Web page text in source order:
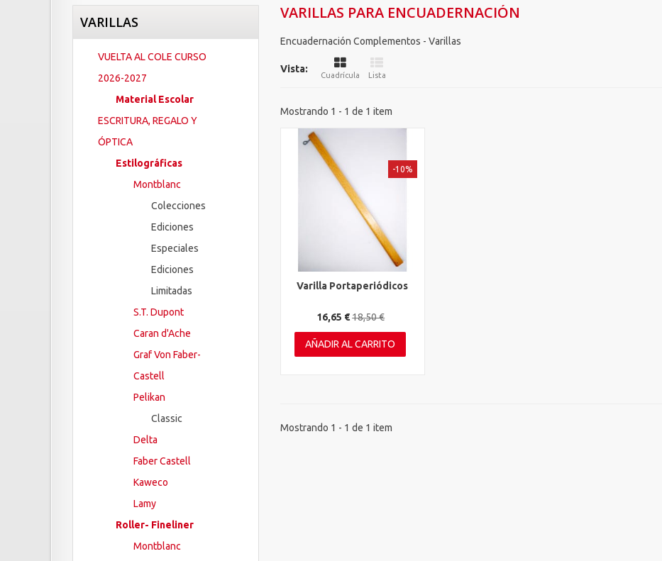
VARILLAS
VUELTA AL COLE CURSO
2026-2027
Material Escolar
ESCRITURA, REGALO Y
ÓPTICA
Estilográficas
Montblanc
Colecciones
Ediciones
Especiales
Ediciones
Limitadas
S.T. Dupont
Caran d'Ache
Graf Von Faber-
Castell
Pelikan
Classic
Delta
Faber Castell
Kaweco
Lamy
Roller- Fineliner
Montblanc
VARILLAS PARA ENCUADERNACIÓN
Encuadernación Complementos - Varillas
Vista:
Cuadrícula Lista
Mostrando 1 - 1 de 1 item
Vista rápida
Varilla Portaperiódicos
16,65 €18,50 €
-10%
AÑADIR AL CARRITO
Mostrando 1 - 1 de 1 item